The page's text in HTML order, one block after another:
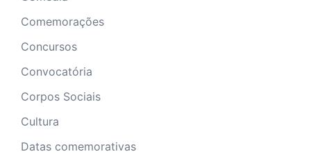
Comemorações
Concursos
Convocatória
Corpos Sociais
Cultura
Datas comemorativas